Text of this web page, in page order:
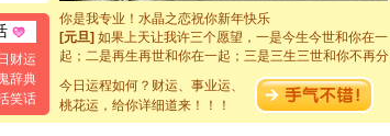
财运
辞典
笑话
你是我专业！水晶之恋祝你新年快乐
[元旦]如果上天让我许三个愿望，一是今生今世和你在一
起；二是再生再世和你在一起；三是三生三世和你不再分
离。水晶之恋祝你新年快乐
[元旦]当我狠下心扭头离去那一刻，你在我身后无助地哭
泣，这痛楚让我明白我多么爱你。我转身抱住你：这猪不
卖了。水晶之恋祝你新年快乐。
今日运程如何？财运、事业运、
桃花运，给你详细道来！！！